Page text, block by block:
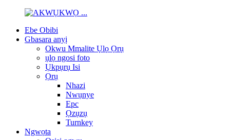
Ebe Obibi
Gbasara anyị
Okwu Mmalite Ụlọ Ọrụ
ụlọ ngosi foto
Ụkpụrụ Isi
Ọrụ
Nhazi
Nwụnye
Epc
Ọzụzụ
Turnkey
Ngwọta